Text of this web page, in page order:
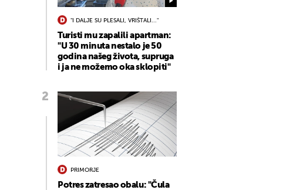
"I DALJE SU PLESALI, VRIŠTALI..."
Turisti mu zapalili apartman:
"U 30 minuta nestalo je 50
godina našeg života, supruga
i ja ne možemo oka sklopiti"
PRIMORJE
Potres zatresao obalu: "Čula